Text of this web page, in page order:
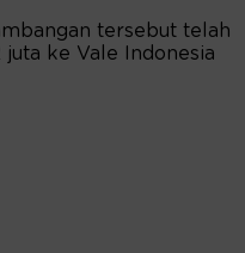
tersebut telah
juta ke Vale Indonesia